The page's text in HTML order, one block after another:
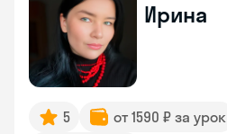
Ирина
5 от 1590 ₽ за урок